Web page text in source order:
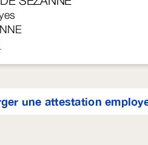
une attestation